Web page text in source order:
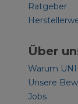
Ratgeber
Über
Warum
Unsere
Jobs